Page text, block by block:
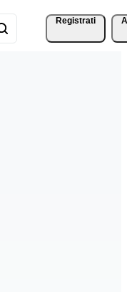
Registrati